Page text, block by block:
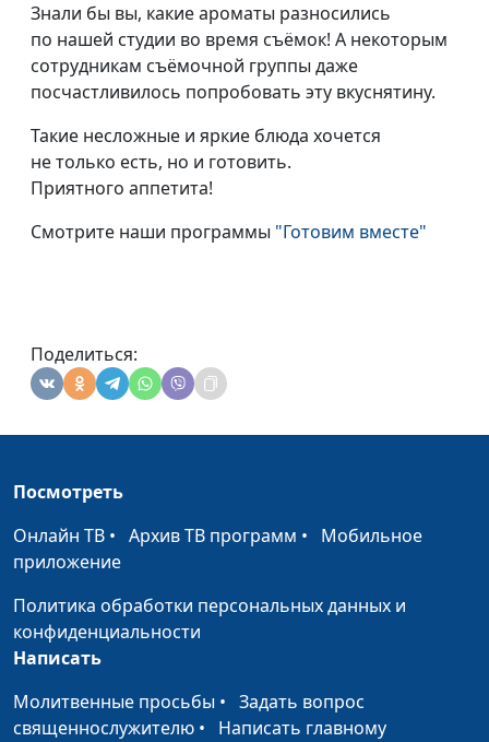
Знали бы вы, какие ароматы разносились
по нашей студии во время съёмок! А некоторым
сотрудникам съёмочной группы даже
посчастливилось попробовать эту вкуснятину.
Такие несложные и яркие блюда хочется
не только есть, но и готовить.
Приятного аппетита!
Смотрите наши программы "Готовим вместе"
Поделиться:
Посмотреть
Онлайн ТВ • Архив ТВ программ • Мобильное
приложение
Политика обработки персональных данных и
конфиденциальности
Написать
Молитвенные просьбы • Задать вопрос
священнослужителю • Написать главному